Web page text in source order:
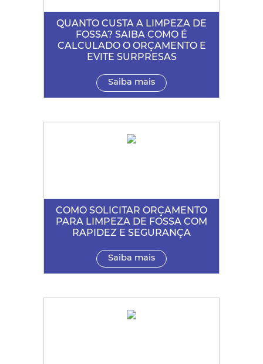
QUANTO CUSTA A LIMPEZA DE
FOSSA? SAIBA COMO É
CALCULADO O ORÇAMENTO E
EVITE SURPRESAS
Saiba mais
COMO SOLICITAR ORÇAMENTO
PARA LIMPEZA DE FOSSA COM
RAPIDEZ E SEGURANÇA
Saiba mais